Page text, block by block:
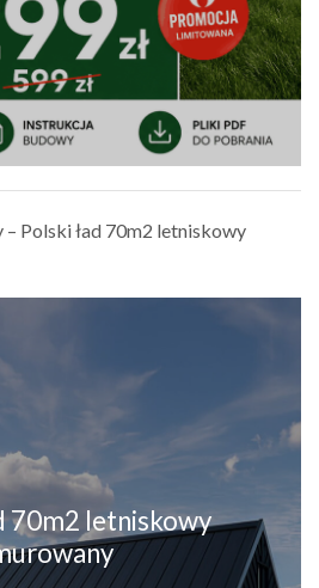
– Polski ład 70m2 letniskowy
70m2 letniskowy